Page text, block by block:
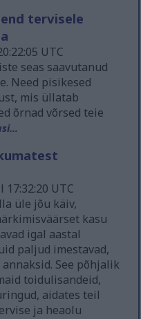
tervisele
UTC
seas saavutanud
Need pisikesed
mis üllatab
õrnad võrsed teie
UTC
üle jõu käiv,
kasu
igal aastal
paljud imestavad,
See põhjalik
toidulisandeid,
aidates teil
ja heaolu